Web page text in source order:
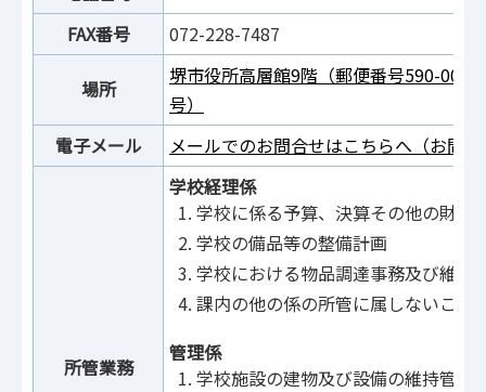
FAX番号
072-228-7487
場所
堺市役所高層館9階（郵便番号590-
号）
電子メール
メールでのお問合せはこちらへ（お問
所管業務
学校経理係
学校に係る予算、決算その他の財務
学校の備品等の整備計画
学校における物品調達事務及び維持
課内の他の係の所管に属しないこと
管理係
学校施設の建物及び設備の維持管理